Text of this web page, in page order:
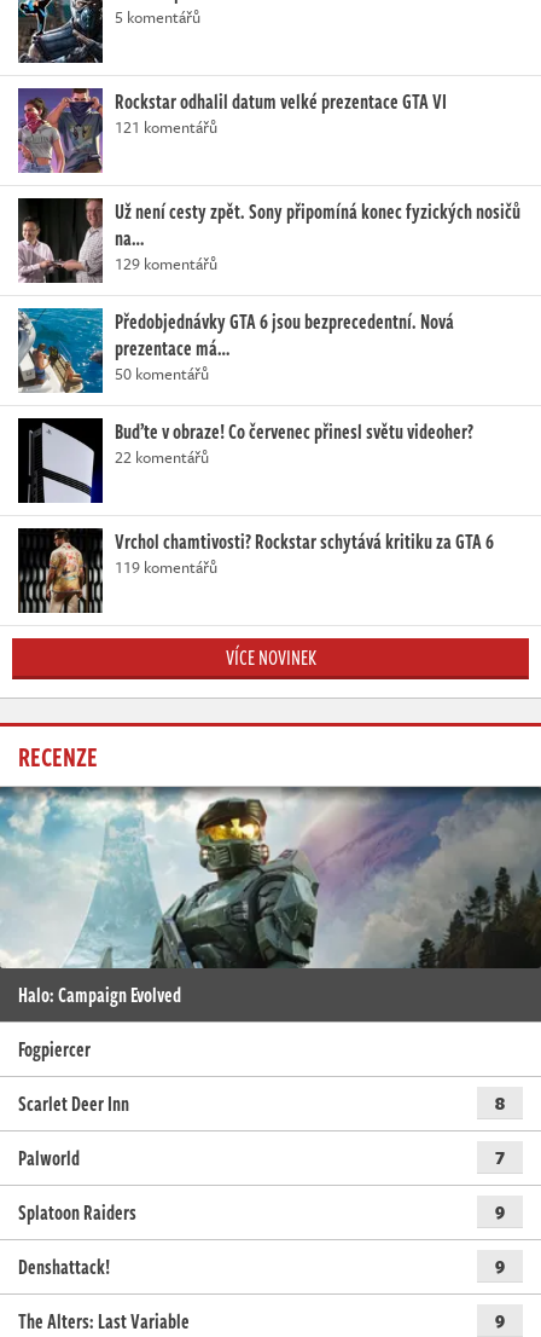
5 komentářů
Rockstar odhalil datum velké prezentace GTA VI
121 komentářů
Už není cesty zpět. Sony připomíná konec fyzických nosičů
na…
129 komentářů
Předobjednávky GTA 6 jsou bezprecedentní. Nová
prezentace má…
50 komentářů
Buďte v obraze! Co červenec přinesl světu videoher?
22 komentářů
Vrchol chamtivosti? Rockstar schytává kritiku za GTA 6
119 komentářů
VÍCE NOVINEK
RECENZE
Halo: Campaign Evolved
Fogpiercer
Scarlet Deer Inn
8
Palworld 7
Splatoon Raiders 9
Denshattack! 9
The Alters: Last Variable 9